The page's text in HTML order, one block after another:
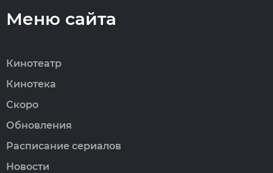
Меню сайта
Кинотеатр
Кинотека
Скоро
Обновления
Расписание сериалов
Новости